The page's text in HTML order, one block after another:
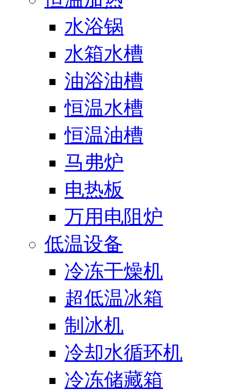
水浴锅
水箱水槽
油浴油槽
恒温水槽
恒温油槽
马弗炉
电热板
万用电阻炉
低温设备
冷冻干燥机
超低温冰箱
制冰机
冷却水循环机
冷冻储藏箱